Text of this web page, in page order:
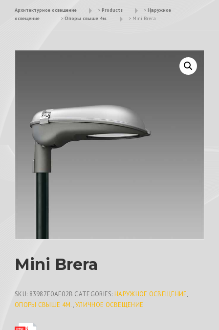
Архитектурное освещение > Products > Наружное
освещение
> Опоры свыше 4м. > Mini Brera
Mini Brera
SKU: 83987E0AE02B CATEGORIES:НАРУЖНОЕ ОСВЕЩЕНИЕ,
ОПОРЫ СВЫШЕ 4М.,УЛИЧНОЕ ОСВЕЩЕНИЕ